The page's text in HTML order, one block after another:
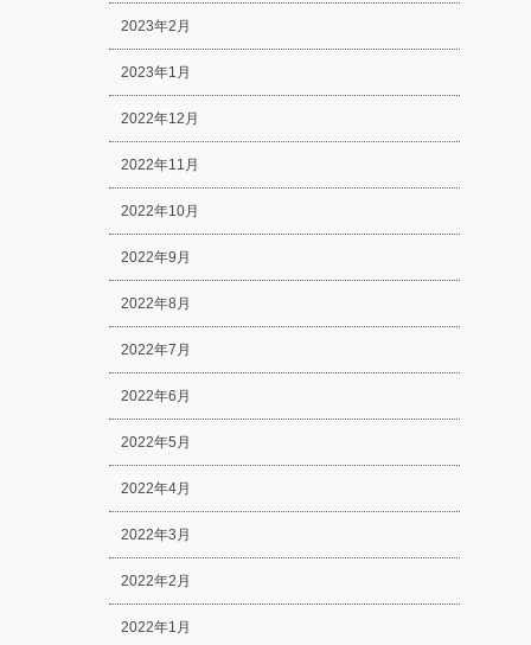
2023年2月
2023年1月
2022年12月
2022年11月
2022年10月
2022年9月
2022年8月
2022年7月
2022年6月
2022年5月
2022年4月
2022年3月
2022年2月
2022年1月